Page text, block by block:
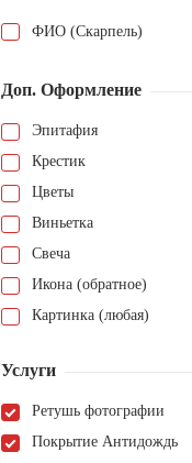
ФИО (Скарпель)
Доп. Оформление
Эпитафия
Крестик
Цветы
Виньетка
Свеча
Икона (обратное)
Картинка (любая)
Услуги
Ретушь фотографии
Покрытие Антидождь